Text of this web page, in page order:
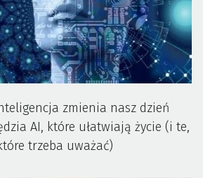
zmienia nasz dzień
AI, które ułatwiają życie (i te,
trzeba uważać)